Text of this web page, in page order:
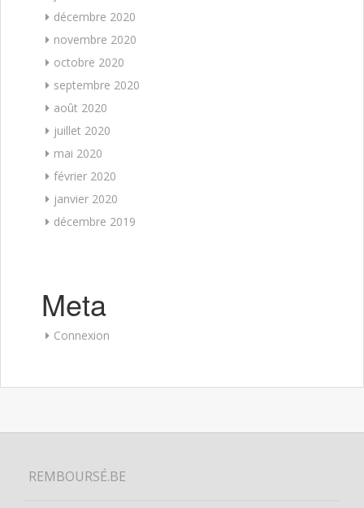
décembre 2020
novembre 2020
octobre 2020
septembre 2020
août 2020
juillet 2020
mai 2020
février 2020
janvier 2020
décembre 2019
Meta
Connexion
REMBOURSÉ.BE